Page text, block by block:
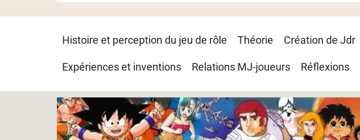
Navigation
principale
Histoire et perception du jeu de rôle Théorie Création de Jdr
Expériences et inventions Relations MJ-joueurs Réflexions
Diaporama
Slide 1 of 3